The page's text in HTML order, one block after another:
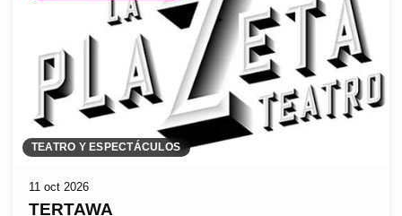
TEATRO Y ESPECTÁCULOS
11 oct 2026
TERTAWA